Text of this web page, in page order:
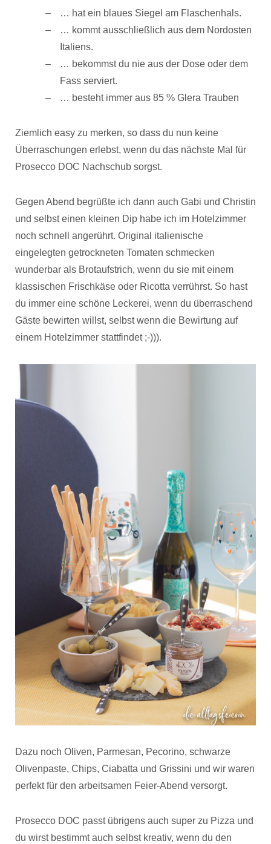
… hat ein blaues Siegel am Flaschenhals.
… kommt ausschließlich aus dem Nordosten
Italiens.
… bekommst du nie aus der Dose oder dem
Fass serviert.
… besteht immer aus 85 % Glera Trauben
Ziemlich easy zu merken, so dass du nun keine
Überraschungen erlebst, wenn du das nächste Mal für
Prosecco DOC Nachschub sorgst.
Gegen Abend begrüßte ich dann auch Gabi und Christin
und selbst einen kleinen Dip habe ich im Hotelzimmer
noch schnell angerührt. Original italienische
eingelegten getrockneten Tomaten schmecken
wunderbar als Brotaufstrich, wenn du sie mit einem
klassischen Frischkäse oder Ricotta verrührst. So hast
du immer eine schöne Leckerei, wenn du überraschend
Gäste bewirten willst, selbst wenn die Bewirtung auf
einem Hotelzimmer stattfindet ;-))).
Dazu noch Oliven, Parmesan, Pecorino, schwarze
Olivenpaste, Chips, Ciabatta und Grissini und wir waren
perfekt für den arbeitsamen Feier-Abend versorgt.
Prosecco DOC passt übrigens auch super zu Pizza und
du wirst bestimmt auch selbst kreativ, wenn du den